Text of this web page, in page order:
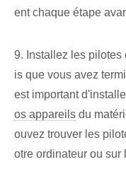
ent chaque étape
9. ⁢Installez les pilotes
is que vous avez
est important
os appareils du
ouvez trouver les
otre ordinateur ou sur